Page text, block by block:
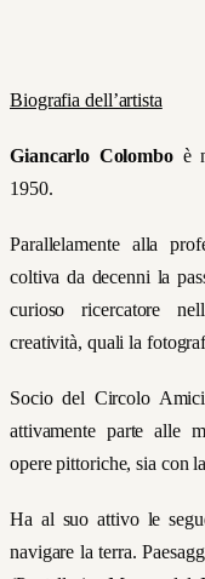
Biografia dell’artista
Giancarlo Colombo è
1950.
Parallelamente alla
coltiva da decenni la
curioso ricercatore
creatività, quali la
Socio del Circolo
attivamente parte alle
opere pittoriche, sia con
Ha al suo attivo le
navigare la terra.